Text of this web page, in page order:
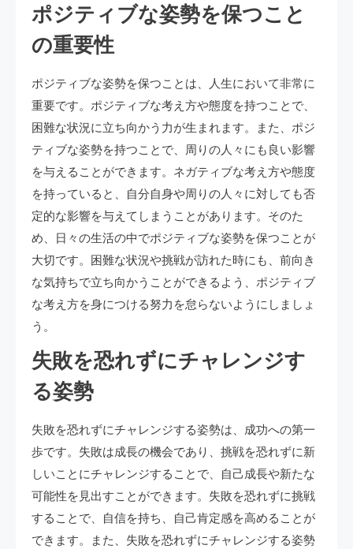
ポジティブな姿勢を保つこと
の重要性
ポジティブな姿勢を保つことは、人生において非常に
重要です。ポジティブな考え方や態度を持つことで、
困難な状況に立ち向かう力が生まれます。また、ポジ
ティブな姿勢を持つことで、周りの人々にも良い影響
を与えることができます。ネガティブな考え方や態度
を持っていると、自分自身や周りの人々に対しても否
定的な影響を与えてしまうことがあります。そのた
め、日々の生活の中でポジティブな姿勢を保つことが
大切です。困難な状況や挑戦が訪れた時にも、前向き
な気持ちで立ち向かうことができるよう、ポジティブ
な考え方を身につける努力を怠らないようにしましょ
う。
失敗を恐れずにチャレンジす
る姿勢
失敗を恐れずにチャレンジする姿勢は、成功への第一
歩です。失敗は成長の機会であり、挑戦を恐れずに新
しいことにチャレンジすることで、自己成長や新たな
可能性を見出すことができます。失敗を恐れずに挑戦
することで、自信を持ち、自己肯定感を高めることが
できます。また、失敗を恐れずにチャレンジする姿勢